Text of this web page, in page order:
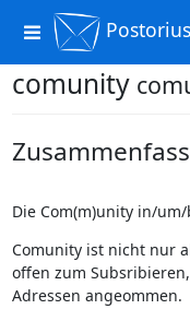
Toggle
navigation
Postorius
comunity
Die Com(m)unity in/
Comunity ist nicht nur
offen zum
Adressen angeommen.